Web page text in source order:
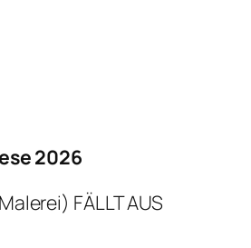
2026
FÄLLT AUS